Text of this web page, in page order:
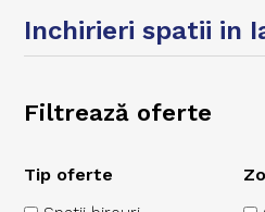
Inchirieri spatii in
Filtrează oferte
Tip oferte